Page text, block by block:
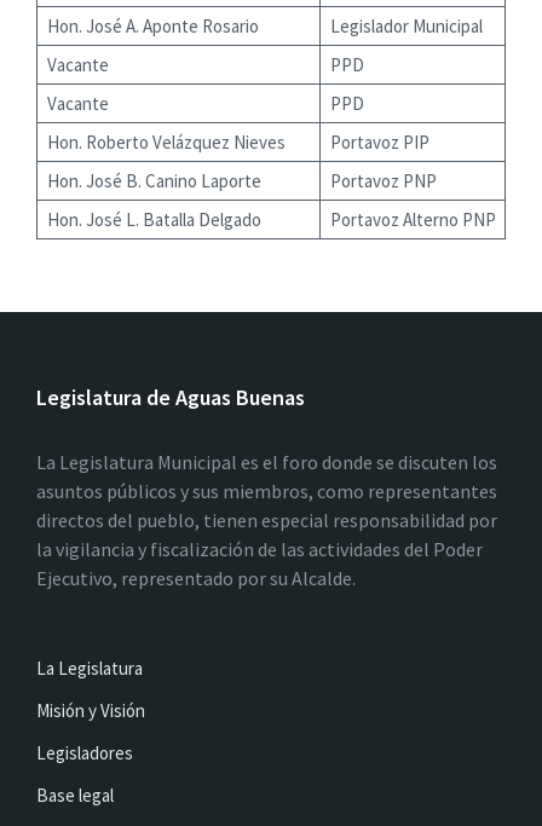
Hon. José A. Aponte Rosario
Legislador Municipal
Vacante
PPD
Vacante
PPD
Hon. Roberto Velázquez Nieves
Portavoz PIP
Hon. José B. Canino Laporte
Portavoz PNP
Hon. José L. Batalla Delgado
Portavoz Alterno PNP
Legislatura de Aguas Buenas
La Legislatura Municipal es el foro donde se discuten los
asuntos públicos y sus miembros, como representantes
directos del pueblo, tienen especial responsabilidad por
la vigilancia y fiscalización de las actividades del Poder
Ejecutivo, representado por su Alcalde.
La Legislatura
Misión y Visión
Legisladores
Base legal